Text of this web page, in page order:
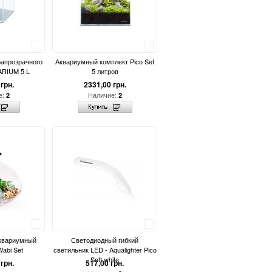
5 L
2
Аквариумный комплект Pico Set
5 литров
2331,00 грн.
Наличие: 2
Set
Светодиодный гибкий
светильник LED - Aqualighter Pico
Soft white
517,00 грн.